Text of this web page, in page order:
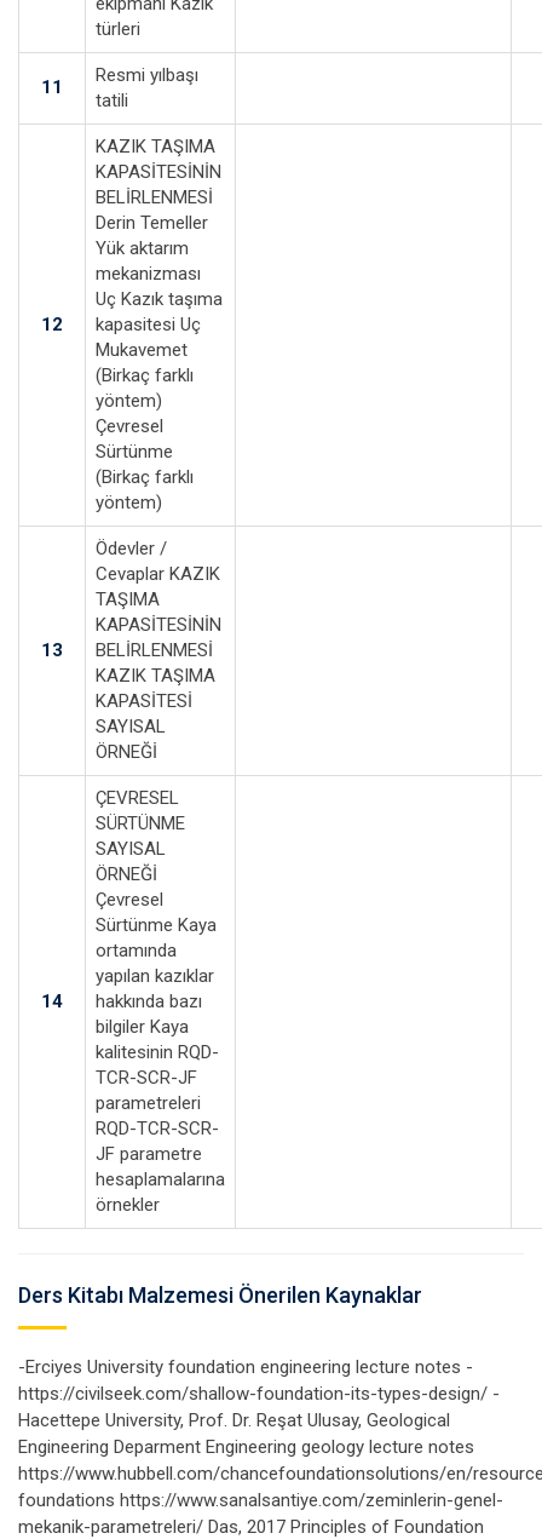
türleri
11
Resmi yılbaşı
tatili
12
KAZIK TAŞIMA
KAPASİTESİNİN
BELİRLENMESİ
Derin Temeller
Yük aktarım
mekanizması
Uç Kazık taşıma
kapasitesi Uç
Mukavemet
(Birkaç farklı
yöntem)
Çevresel
Sürtünme
(Birkaç farklı
yöntem)
13
Ödevler /
Cevaplar KAZIK
TAŞIMA
KAPASİTESİNİN
BELİRLENMESİ
KAZIK TAŞIMA
KAPASİTESİ
SAYISAL
ÖRNEĞİ
14
ÇEVRESEL
SÜRTÜNME
SAYISAL
ÖRNEĞİ
Çevresel
Sürtünme Kaya
ortamında
yapılan kazıklar
hakkında bazı
bilgiler Kaya
kalitesinin RQD-
TCR-SCR-JF
parametreleri
RQD-TCR-SCR-
JF parametre
hesaplamalarına
örnekler
Ders Kitabı Malzemesi Önerilen Kaynaklar
-Erciyes University foundation engineering lecture notes -
https://civilseek.com/shallow-foundation-its-types-design/ -
Hacettepe University, Prof. Dr. Reşat Ulusay, Geological
Engineering Deparment Engineering geology lecture notes
https://www.hubbell.com/chancefoundationsolutions/en/
foundations https://www.sanalsantiye.com/zeminlerin-genel-
mekanik-parametreleri/ Das, 2017 Principles of Foundation